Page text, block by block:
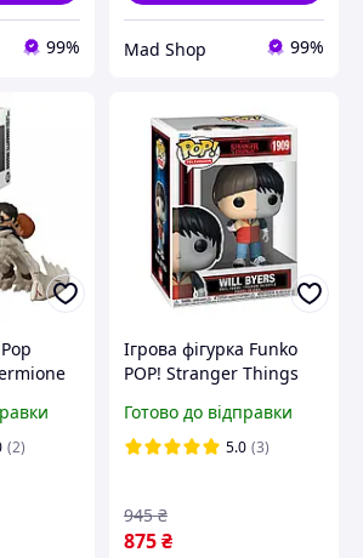
99% Mad Shop 99%
Поп
(2)
Ігрова фігурка Funko
POP! Stranger Things
Дивні дива S7 - Вілл
Баєрс Фанко Поп 93087
Готово до відправки
5.0 (3)
875₴
945 ₴